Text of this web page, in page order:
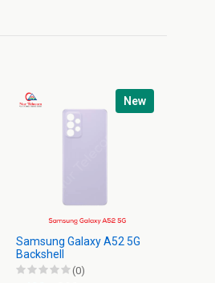
New
Samsung Galaxy A52 5G
Backshell
(0)